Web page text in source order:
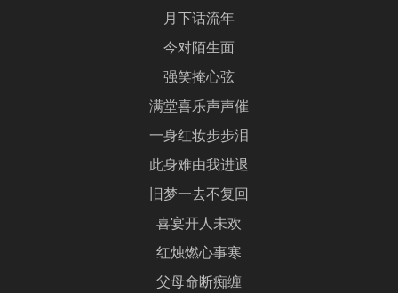
月下话流年
今对陌生面
强笑掩心弦
满堂喜乐声声催
一身红妆步步泪
此身难由我进退
旧梦一去不复回
喜宴开人未欢
红烛燃心事寒
父母命断痴缠